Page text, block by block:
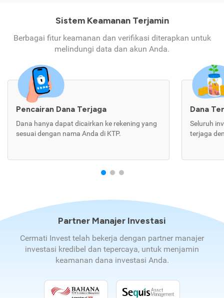
Sistem Keamanan Terjamin
Berbagai fitur keamanan dan verifikasi diterapkan untuk
melindungi data dan akun Anda.
Pencairan Dana Terjaga
Dana hanya dapat dicairkan ke rekening yang
sesuai dengan nama Anda di KTP.
Dana
Seluruh
terjaga
Partner Manajer Investasi
Cermati Invest telah bekerja dengan partner manajer
investasi kredibel dan tepercaya, untuk menjamin
keamanan dana investasi Anda.